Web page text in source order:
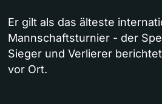
Er gilt als das älteste
Mannschaftsturnier - der
Sieger und Verlierer
vor Ort.